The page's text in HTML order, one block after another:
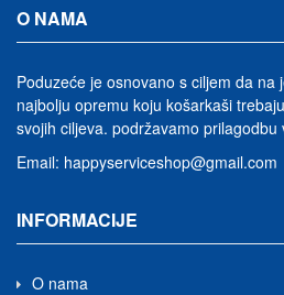
O NAMA
Poduzeće je osnovano s ciljem da na
najbolju opremu koju košarkaši
svojih ciljeva. podržavamo
Email: happyserviceshop@gmail.com
INFORMACIJE
O nama